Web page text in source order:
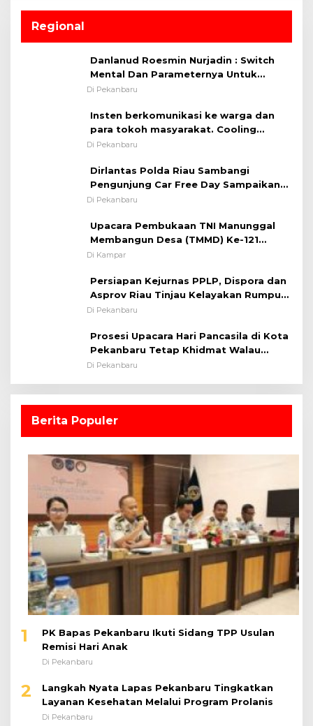
Regional
Danlanud Roesmin Nurjadin : Switch
Mental Dan Parameternya Untuk
Melaksanakan ✈
Di Pekanbaru
Insten berkomunikasi ke warga dan
para tokoh masyarakat. Cooling
System OMP LK ²024 Polsek Rumbai,
Pentingnya Memelihara dan Menjaga
Situasi Kondusif
Di Pekanbaru
Dirlantas Polda Riau Sambangi
Pengunjung Car Free Day Sampaikan
Pesan Edukasi Kamtibmas &
Di Pekanbaru
Upacara Pembukaan TNI Manunggal
Membangun Desa (TMMD) Ke-121
Kodim 0313/KPR Tahun 2024) ?
Di Kampar
Persiapan Kejurnas PPLP, Dispora dan
Asprov Riau Tinjau Kelayakan Rumput
Lapangan Sepakbola
Di Pekanbaru
Prosesi Upacara Hari Pancasila di Kota
Pekanbaru Tetap Khidmat Walau
Dalam Ruangan
Di Pekanbaru
Berita Populer
1
PK Bapas Pekanbaru Ikuti Sidang TPP Usulan
Remisi Hari Anak
Di Pekanbaru
2
Langkah Nyata Lapas Pekanbaru Tingkatkan
Layanan Kesehatan Melalui Program Prolanis
Di Pekanbaru